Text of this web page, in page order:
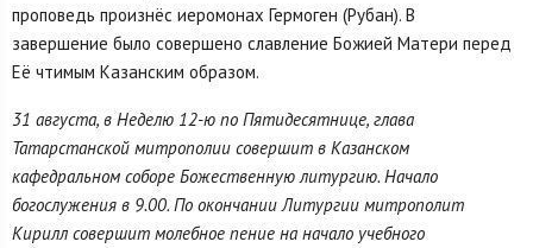
проповедь произнёс иеромонах Гермоген (Рубан). В
завершение было совершено славление Божией Матери перед
Её чтимым Казанским образом.
31 августа, в Неделю 12-ю по Пятидесятнице, глава
Татарстанской митрополии совершит в Казанском
кафедральном соборе Божественную литургию. Начало
богослужения в 9.00. По окончании Литургии митрополит
Кирилл совершит молебное пение на начало учебного